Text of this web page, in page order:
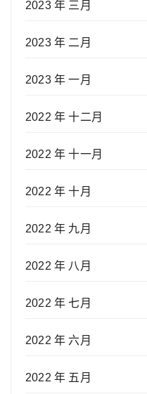
2023 年 三月
2023 年 二月
2023 年 一月
2022 年 十二月
2022 年 十一月
2022 年 十月
2022 年 九月
2022 年 八月
2022 年 七月
2022 年 六月
2022 年 五月